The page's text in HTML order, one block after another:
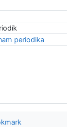
periodika